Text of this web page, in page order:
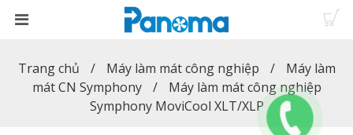
Trang chủ Máy làm mát công nghiệp
Máy làm
mát CN Symphony
Máy làm mát công nghiệp
Symphony MoviCool XLT/XLP